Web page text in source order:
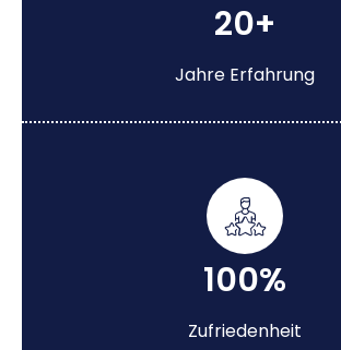
20+
Jahre Erfahrung
100%
Zufriedenheit